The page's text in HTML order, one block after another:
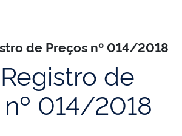
de Preços nº 014/2018
de
014/2018